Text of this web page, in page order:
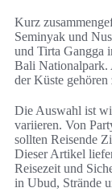
Kurz
Seminyak und
und Tirta Gangga
Bali Nationalpark.
der Küste
Die Auswahl ist
variieren. Von
sollten Reisende
Dieser Artikel
Reisezeit und
in Ubud, Strände